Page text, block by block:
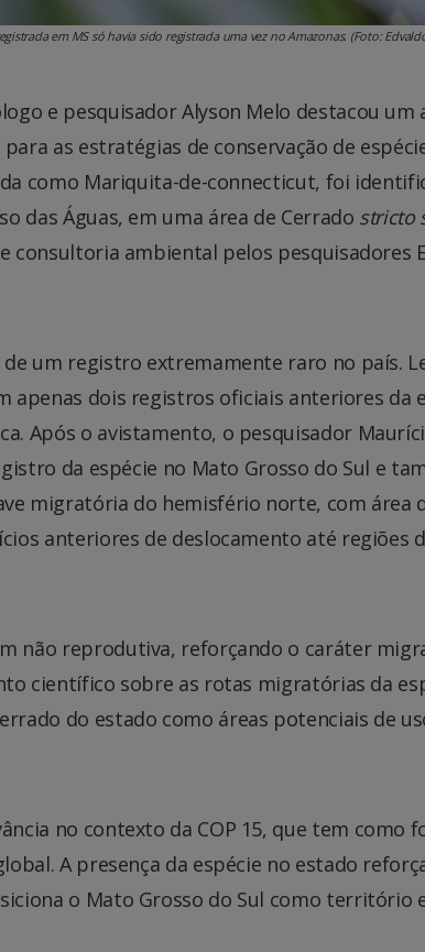
em MS só havia sido registrada uma vez no Amazonas. (Foto:
e pesquisador Alyson Melo destacou um
as estratégias de conservação de
como Mariquita-de-connecticut, foi
das Águas, em uma área de Cerrado stricto
ambiental pelos pesquisadores
um registro extremamente raro no país.
apenas dois registros oficiais anteriores da
Após o avistamento, o pesquisador
da espécie no Mato Grosso do Sul e
migratória do hemisfério norte, com área
anteriores de deslocamento até regiões
não reprodutiva, reforçando o caráter
científico sobre as rotas migratórias da
do estado como áreas potenciais de
no contexto da COP 15, que tem como
A presença da espécie no estado
o Mato Grosso do Sul como território